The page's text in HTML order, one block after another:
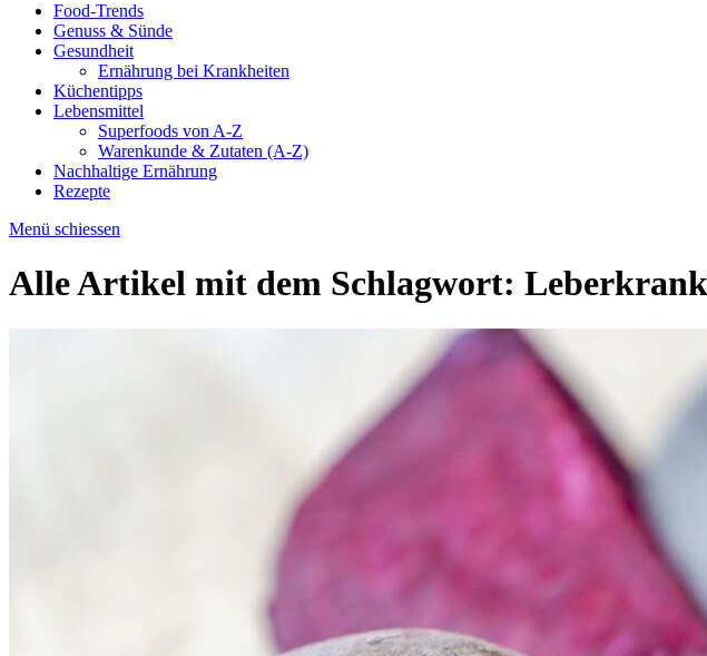
Food-Trends
Genuss & Sünde
Gesundheit
Ernährung bei Krankheiten
Küchentipps
Lebensmittel
Superfoods von A-Z
Warenkunde & Zutaten (A-Z)
Nachhaltige Ernährung
Rezepte
Menü schiessen
Alle Artikel mit dem Schlagwort: